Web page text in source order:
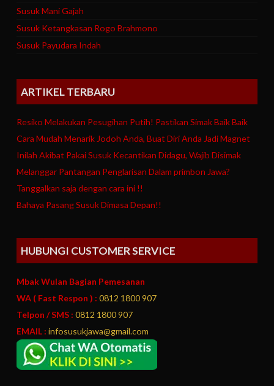
Susuk Mani Gajah
Susuk Ketangkasan Rogo Brahmono
Susuk Payudara Indah
ARTIKEL TERBARU
Resiko Melakukan Pesugihan Putih! Pastikan Simak Baik Baik
Cara Mudah Menarik Jodoh Anda, Buat Diri Anda Jadi Magnet
Inilah Akibat Pakai Susuk Kecantikan Didagu, Wajib Disimak
Melanggar Pantangan Penglarisan Dalam primbon Jawa?
Tanggalkan saja dengan cara ini !!
Bahaya Pasang Susuk Dimasa Depan!!
HUBUNGI CUSTOMER SERVICE
Mbak Wulan Bagian Pemesanan
WA ( Fast Respon ) : 0812 1800 907
Telpon / SMS : 0812 1800 907
EMAIL : infosusukjawa@gmail.com